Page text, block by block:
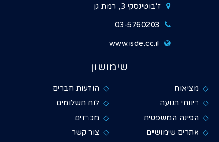
ז'בוטינסקי 3, רמת גן
03-5760203
www.isde.co.il
שימושון
מציאות
הודעות חברים
דיווחי תנועה
לוח תשלומים
הפינה המשפטית
מכרזים
אתרים שימושיים
צור קשר